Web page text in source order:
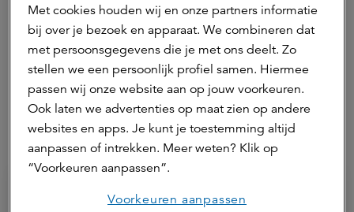
Shalaleh Hillebrand
data scientist
Shalaleh is werkzaam als data scientist.
Neem contact op
Hierna lezen
Met cookies houden wij en onze partners informatie
bij over je bezoek en apparaat. We combineren dat
met persoonsgegevens die je met ons deelt. Zo
stellen we een persoonlijk profiel samen. Hiermee
passen wij onze website aan op jouw voorkeuren.
Ook laten we advertenties op maat zien op andere
websites en apps. Je kunt je toestemming altijd
aanpassen of intrekken. Meer weten? Klik op
“Voorkeuren aanpassen”.
Voorkeuren aanpassen